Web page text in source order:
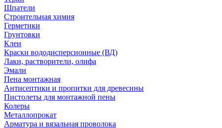
Шпатели
Строительная химия
Герметики
Грунтовки
Клеи
Краски вододисперсионные (ВД)
Лаки, растворители, олифа
Эмали
Пена монтажная
Антисептики и пропитки для древесины
Пистолеты для монтажной пены
Колеры
Металлопрокат
Арматура и вязальная проволока